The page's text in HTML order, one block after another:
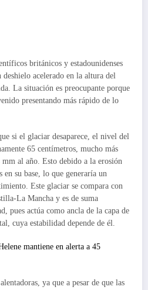
británicos y estadounidenses
acelerado en la altura del
La situación es preocupante porque
presentando más rápido de lo
si el glaciar desaparece, el nivel del
65 centímetros, mucho más
al año. Esto debido a la erosión
en su base, lo que generaría un
Este glaciar se compara con
La Mancha y es de suma
pues actúa como ancla de la capa de
cuya estabilidad depende de él.
mantiene en alerta a 45
ya que a pesar de que las